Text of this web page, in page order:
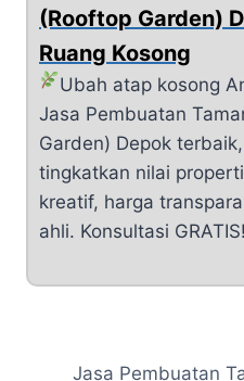
(Rooftop Garden)
Ruang Kosong
Ubah atap kosong
Jasa Pembuatan
Garden) Depok
tingkatkan nilai
kreatif, harga
ahli. Konsultasi GRATIS!
Jasa Pembuatan